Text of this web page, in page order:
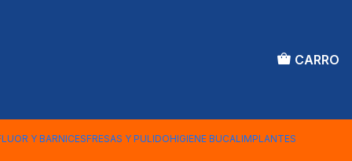
CARRO
Y BARNICESFRESAS Y PULIDOHIGIENE BUCALIMPLANTES